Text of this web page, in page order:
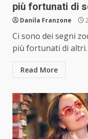
più fortunati di
Danila Franzone
Ci sono dei segni
più fortunati di altri.
Read More